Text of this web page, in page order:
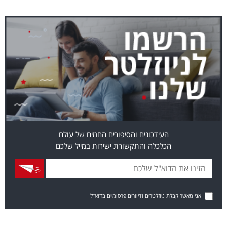
העידכונים והסיפורים החמים של עולם
הכלכלה והתקשורת ישירות במייל שלכם
אני מאשר קבלת ניוזלטרים ודיוורים פרסומיים בדוא"ל